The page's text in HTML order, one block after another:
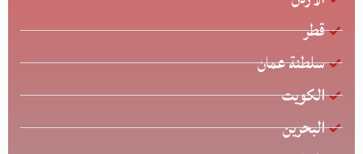
قطر
سلطنة عمان
الكويت
البحرين